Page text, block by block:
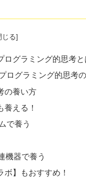
ログラミング的思考と
ログラミング的思考
の養い方
える！
で養う
機器で養う
】もおすすめ！